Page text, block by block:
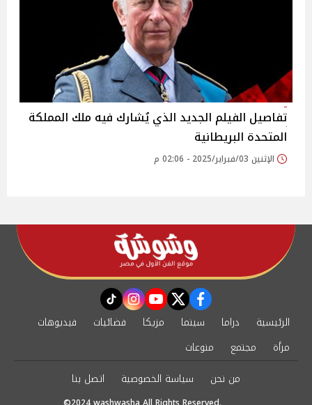
تفاصيل الفيلم الجديد الذي يُشارك فيه ملك المملكة
المتحدة البريطانية
الإثنين 03/فبراير/2025 - 02:06 م
facebook
twitter
youtube
instagram
tiktok
الرئيسية دراما سينما مزيكا فضائيات
فيديوهات
مرأة
مجتمع
منوعات
من نحن
سياسة الخصوصية اتصل بنا